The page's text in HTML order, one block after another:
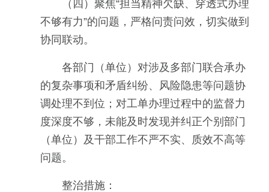
（四）聚焦“担当精神欠缺、穿透式办理
不够有力”的问题，严格问责问效，切实做到
协同联动。
各部门（单位）对涉及多部门联合承办
的复杂事项和矛盾纠纷、风险隐患等问题协
调处理不到位；对工单办理过程中的监督力
度深度不够，未能及时发现并纠正个别部门
（单位）及干部工作不严不实、质效不高等
问题。
整治措施：